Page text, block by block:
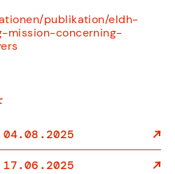
publikation/eldh-
concerning-